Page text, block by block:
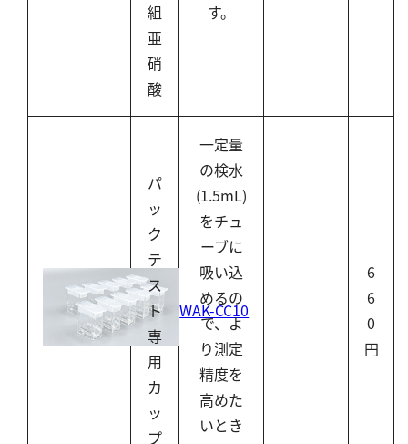
組
亜
硝
酸
す。
WAK-CC10
パ
ッ
ク
テ
ス
ト
専
用
カ
ッ
プ
一定量
の検水
(1.5mL)
をチュ
ーブに
吸い込
めるの
で、よ
り測定
精度を
高めた
いとき
6
6
0
円